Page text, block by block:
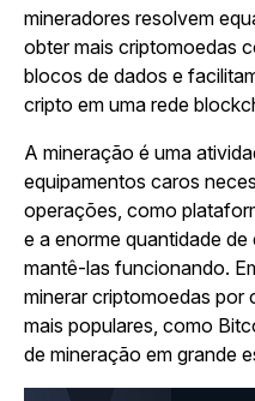
mineradores resolvem
obter mais criptomoedas
blocos de dados e
cripto em uma rede
A mineração é uma
equipamentos caros
operações, como
e a enorme quantidade
mantê-las funcionando.
minerar criptomoedas por
mais populares, como
de mineração em grande